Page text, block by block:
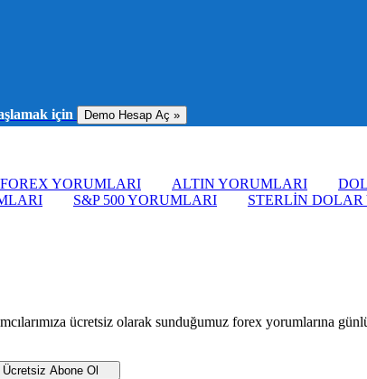
için Demo Hesap Aç »
FOREX YORUMLARI ALTIN YORUMLARI
S&P 500 YORUMLARI STERLİN
ücretsiz olarak sunduğumuz forex yorumlarına